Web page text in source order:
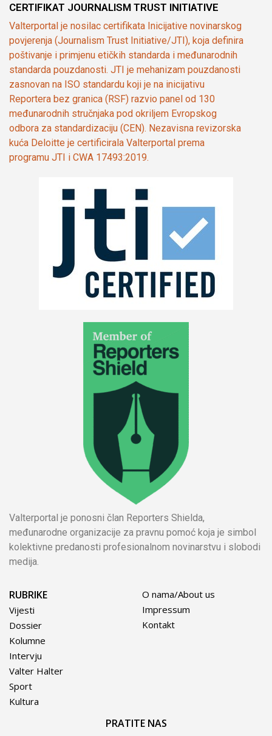
CERTIFIKAT JOURNALISM TRUST INITIATIVE
Valterportal je nosilac certifikata Inicijative novinarskog
povjerenja (Journalism Trust Initiative/JTI), koja definira
poštivanje i primjenu etičkih standarda i međunarodnih
standarda pouzdanosti. JTI je mehanizam pouzdanosti
zasnovan na ISO standardu koji je na inicijativu
Reportera bez granica (RSF) razvio panel od 130
međunarodnih stručnjaka pod okriljem Evropskog
odbora za standardizaciju (CEN). Nezavisna revizorska
kuća Deloitte je certificirala Valterportal prema
programu JTI i CWA 17493:2019.
Valterportal je ponosni član Reporters Shielda,
međunarodne organizacije za pravnu pomoć koja je simbol
kolektivne predanosti profesionalnom novinarstvu i slobodi
medija.
RUBRIKE
Vijesti
Dossier
Kolumne
Intervju
Valter Halter
Sport
Kultura
O nama/About us
Impressum
Kontakt
PRATITE NAS